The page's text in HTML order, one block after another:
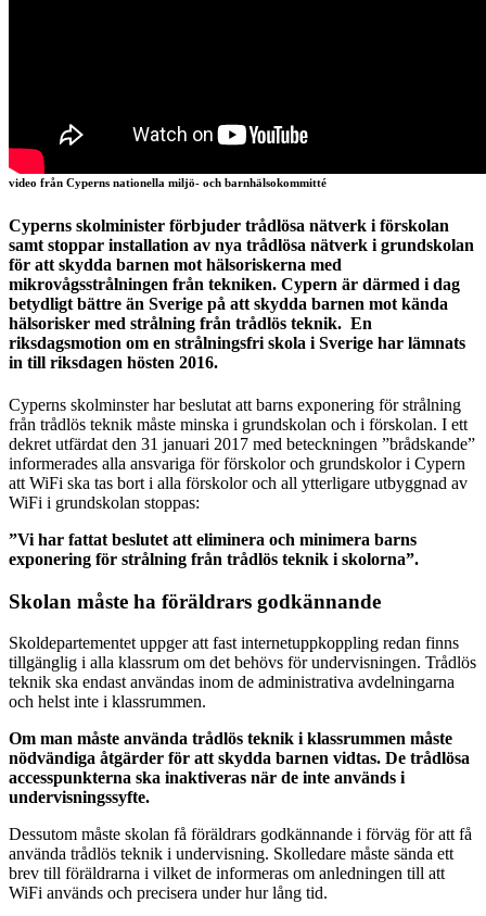
video från Cyperns nationella miljö- och barnhälsokommitté
Cyperns skolminister förbjuder trådlösa nätverk i förskolan
samt stoppar installation av nya trådlösa nätverk i grundskolan
för att skydda barnen mot hälsoriskerna med
mikrovågsstrålningen från tekniken. Cypern är därmed i dag
betydligt bättre än Sverige på att skydda barnen mot kända
hälsorisker med strålning från trådlös teknik. En
riksdagsmotion om en strålningsfri skola i Sverige har lämnats
in till riksdagen hösten 2016.
Cyperns skolminster har beslutat att barns exponering för strålning
från trådlös teknik måste minska i grundskolan och i förskolan. I ett
dekret utfärdat den 31 januari 2017 med beteckningen ”brådskande”
informerades alla ansvariga för förskolor och grundskolor i Cypern
att WiFi ska tas bort i alla förskolor och all ytterligare utbyggnad av
WiFi i grundskolan stoppas:
”Vi har fattat beslutet att eliminera och minimera barns
exponering för strålning från trådlös teknik i skolorna”.
Skolan måste ha föräldrars godkännande
Skoldepartementet uppger att fast internetuppkoppling redan finns
tillgänglig i alla klassrum om det behövs för undervisningen. Trådlös
teknik ska endast användas inom de administrativa avdelningarna
och helst inte i klassrummen.
Om man måste använda trådlös teknik i klassrummen måste
nödvändiga åtgärder för att skydda barnen vidtas. De trådlösa
accesspunkterna ska inaktiveras när de inte används i
undervisningssyfte.
Dessutom måste skolan få föräldrars godkännande i förväg för att få
använda trådlös teknik i undervisning. Skolledare måste sända ett
brev till föräldrarna i vilket de informeras om anledningen till att
WiFi används och precisera under hur lång tid.